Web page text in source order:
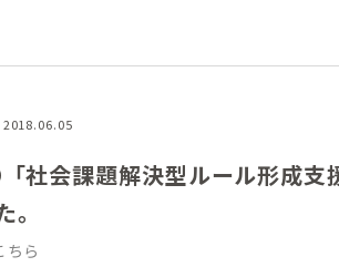
2018.06.05
社会課題解決型ルール形成支
ちら